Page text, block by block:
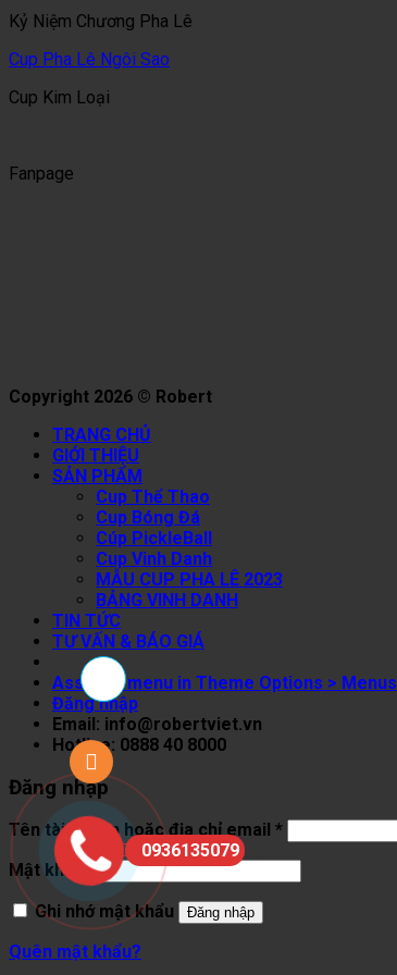
Kỷ Niệm Chương Pha Lê
Cup Pha Lê Ngôi Sao
Cup Kim Loại
Fanpage
Copyright 2026 © Robert
TRANG CHỦ
GIỚI THIỆU
SẢN PHẨM
Cup Thể Thao
Cup Bóng Đá
Cúp PickleBall
Cup Vinh Danh
MẪU CUP PHA LÊ 2023
BẢNG VINH DANH
TIN TỨC
TƯ VẤN & BÁO GIÁ
Assign a menu in Theme Options > Menus
Đăng nhập
Email: info@robertviet.vn
Hotline: 0888 40 8000
Đăng nhập
Tên tài khoản hoặc địa chỉ email *
Mật khẩu*
Ghi nhớ mật khẩu
Đăng nhập
Quên mật khẩu?
0936135079